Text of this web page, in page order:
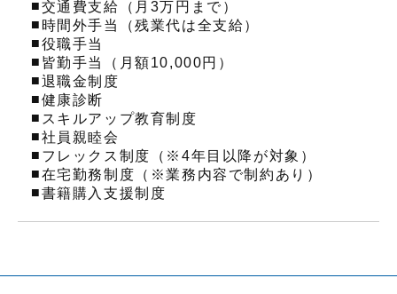
■交通費支給（月3万円まで）
■ 時間外手当（残業代は全支給）
■役職手当
■ 皆勤手当（月額10,000円）
■退職金制度
■健康診断
■ スキルアップ教育制度
■社員親睦会
■ フレックス制度（※4年目以降が対象）
■在宅勤務制度（※業務内容で制約あり）
■書籍購入支援制度